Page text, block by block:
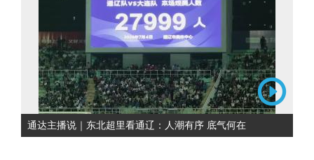
通达主播说｜东北超里看通辽：人潮有序 底气何在